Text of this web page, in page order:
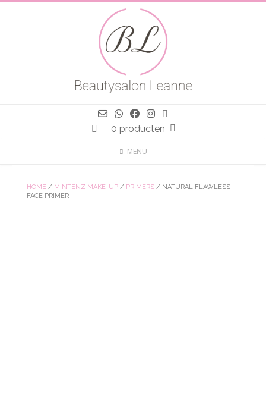
0 producten
MENU
HOME / MINTENZ MAKE-UP / PRIMERS / NATURAL FLAWLESS
FACE PRIMER